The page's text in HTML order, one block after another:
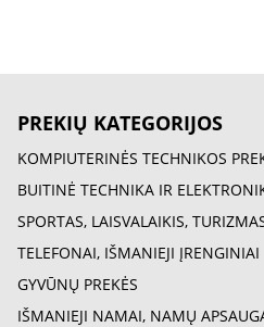
PREKIŲ KATEGORIJOS
KOMPIUTERINĖS TECHNIKOS
BUITINĖ TECHNIKA IR
SPORTAS, LAISVALAIKIS,
TELEFONAI, IŠMANIEJI ĮRENGINIAI
GYVŪNŲ PREKĖS
IŠMANIEJI NAMAI, NAMŲ